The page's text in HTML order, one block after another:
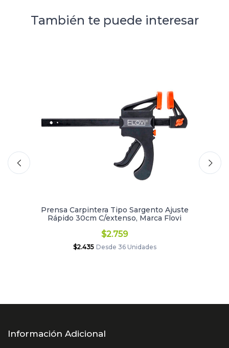
También te puede interesar
Prensa Carpintera Tipo Sargento Ajuste
Rápido 30cm C/extenso, Marca Flovi
$2.759
$2.435 Desde 36 Unidades
Información Adicional